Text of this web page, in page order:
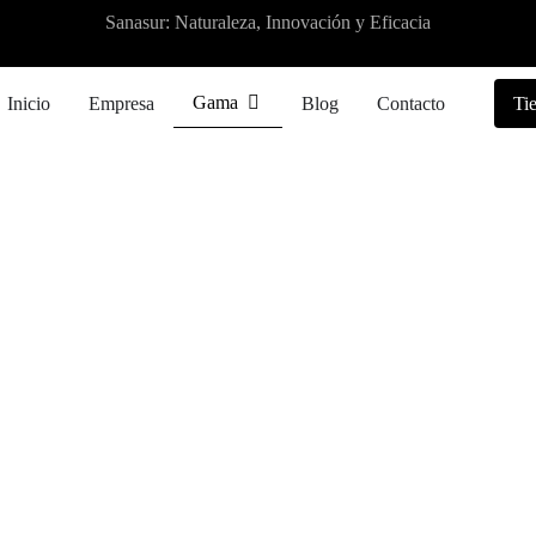
Sanasur: Naturaleza, Innovación y Eficacia
Inicio Empresa Gama Blog Contacto